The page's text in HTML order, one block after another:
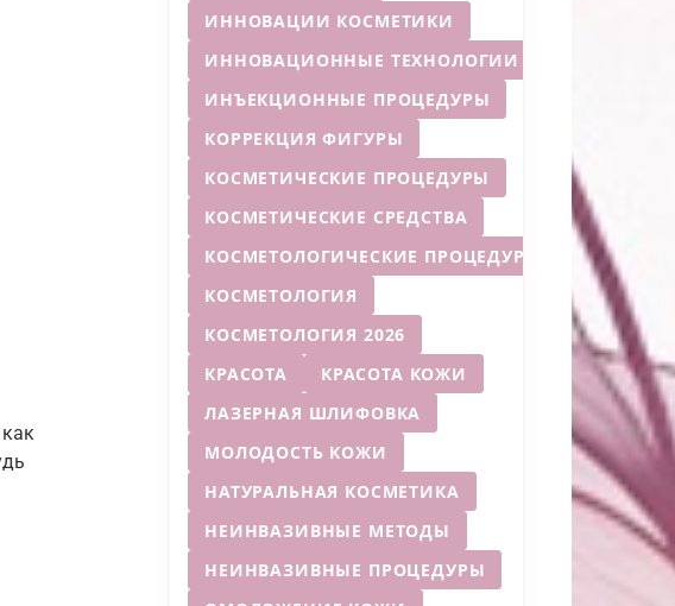
ИННОВАЦИИ КОСМЕТИКИ
ИННОВАЦИОННЫЕ ТЕХНОЛОГИИ
ИНЪЕКЦИОННЫЕ ПРОЦЕДУРЫ
КОРРЕКЦИЯ ФИГУРЫ
КОСМЕТИЧЕСКИЕ ПРОЦЕДУРЫ
КОСМЕТИЧЕСКИЕ СРЕДСТВА
КОСМЕТОЛОГИЧЕСКИЕ ПРОЦЕДУРЫ
КОСМЕТОЛОГИЯ
КОСМЕТОЛОГИЯ 2026
КРАСОТА
КРАСОТА КОЖИ
ЛАЗЕРНАЯ ШЛИФОВКА
МОЛОДОСТЬ КОЖИ
НАТУРАЛЬНАЯ КОСМЕТИКА
НЕИНВАЗИВНЫЕ МЕТОДЫ
НЕИНВАЗИВНЫЕ ПРОЦЕДУРЫ